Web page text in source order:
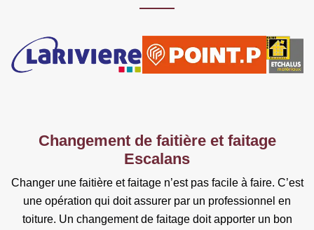
Changement de faitière et faitage
Escalans
Changer une faitière et faitage n’est pas facile à faire. C’est
une opération qui doit assurer par un professionnel en
toiture. Un changement de faitage doit apporter un bon